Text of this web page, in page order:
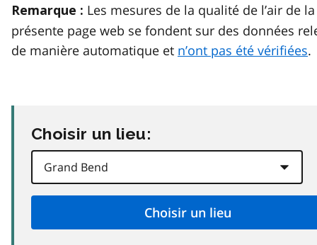
Remarque : Les mesures de la qualité de l’air de la
présente page web se fondent sur des données
de manière automatique et n’ont pas été vérifiées.
Choisir un lieu: